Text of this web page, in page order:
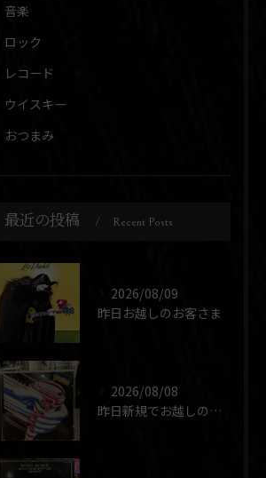
音楽
ロック
レコード
ウイスキー
おつまみ
最近の投稿 Recent Posts
2026/08/09
昨日お越しのお客さま
2026/08/08
昨日新規でお越しのお客さま